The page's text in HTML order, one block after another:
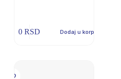
0RSD Dodaj u korpu